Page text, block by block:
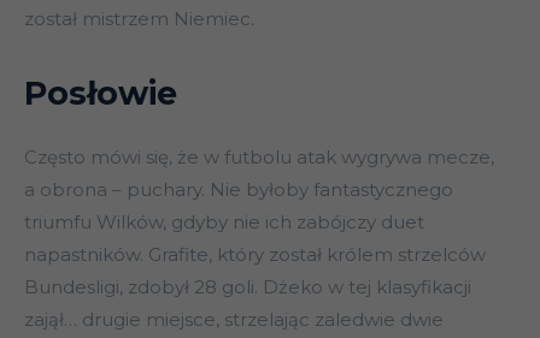
został mistrzem Niemiec.
Posłowie
Często mówi się, że w futbolu atak wygrywa mecze,
a obrona – puchary. Nie byłoby fantastycznego
triumfu Wilków, gdyby nie ich zabójczy duet
napastników. Grafite, który został królem strzelców
Bundesligi, zdobył 28 goli. Dżeko w tej klasyfikacji
zajął… drugie miejsce, strzelając zaledwie dwie